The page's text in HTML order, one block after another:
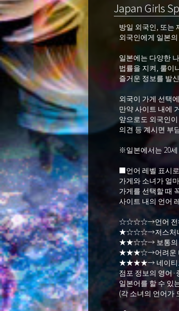
Japan Girls
방일 외국인, 또는
외국인에게 일본
일본에는 다양한
법률을 지켜, 룰이
즐거운 정보를 발
외국이 가게 선택
만약 사이트 내에
앞으로도 외국인
의견 등 계시면 부
※일본에서는 20
■언어 레벨 표시
가게와 소녀가 얼
가게를 선택할 때
사이트 내의 언어
☆☆☆☆→언어 전
★☆☆☆→저스처나
★★☆☆→ 보통의
★★★☆→어려운 비
★★★★→ 네이티
점포 정보의 영어
일본어를 할 수 있
(각 소녀의 언어가